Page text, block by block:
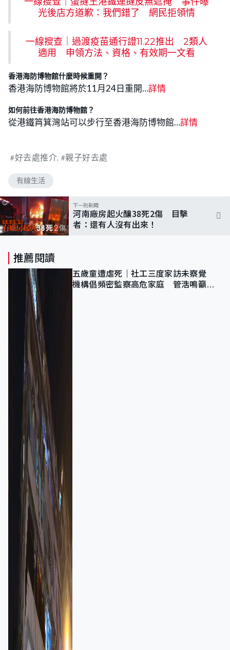
光後店方道歉：我們錯了 網民拒領情
一線搜查｜過渡疫苗通行證11.22推出 2類人
適用 申領方法、資格、有效期一文看
香港海防博物館什麼時候重開？
香港海防博物館將於11月24日重開…詳情
如何前往香港海防博物館？
從港鐵筲箕灣站可以步行至香港海防博物館…詳情
好去處推介 親子好去處
有線生活
下一則新聞
河南廠房起火釀38死2傷 目擊
者：還有人沒有出來！
推薦閱讀
五歲童遭虐死｜社工三度家訪未察覺
機構倡頻密監察高危家庭 管浩鳴籲加